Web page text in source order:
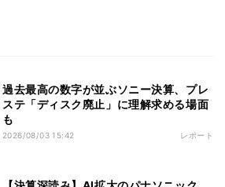
過去最高の数字が並ぶソニー決算、プレ
ステ「ディスク廃止」に理解求める場面
も
2026/08/03 15:42 レポート